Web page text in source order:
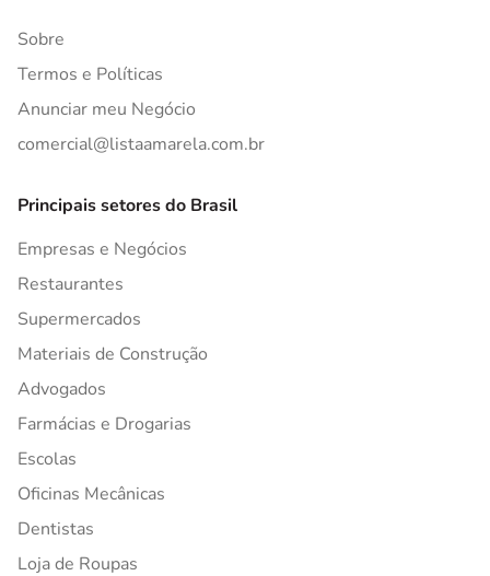
Sobre
Termos e Políticas
Anunciar meu Negócio
comercial@listaamarela.com.br
Principais setores do Brasil
Empresas e Negócios
Restaurantes
Supermercados
Materiais de Construção
Advogados
Farmácias e Drogarias
Escolas
Oficinas Mecânicas
Dentistas
Loja de Roupas